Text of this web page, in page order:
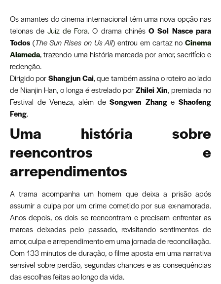
Os amantes do cinema internacional têm uma nova opção nas
telonas de Juiz de Fora. O drama chinêsO Sol Nasce para
Todos (The Sun Rises on Us All) entrou em cartaz noCinema
Alameda, trazendo uma história marcada por amor, sacrifício e
redenção.
Dirigido porShangjun Cai, que também assina o roteiro ao lado
de Nianjin Han, o longa é estrelado porZhilei Xin, premiada no
Festival de Veneza, além deSongwen Zhange Shaofeng
Feng.
Uma história sobre
reencontros e
arrependimentos
A trama acompanha um homem que deixa a prisão após
assumir a culpa por um crime cometido por sua ex-namorada.
Anos depois, os dois se reencontram e precisam enfrentar as
marcas deixadas pelo passado, revisitando sentimentos de
amor, culpa e arrependimento em uma jornada de reconciliação.
Com 133 minutos de duração, o filme aposta em uma narrativa
sensível sobre perdão, segundas chances e as consequências
das escolhas feitas ao longo da vida.